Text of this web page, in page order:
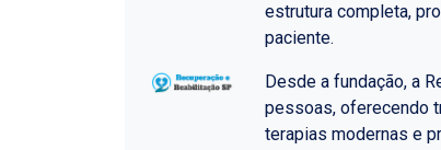
estrutura completa,
paciente.
Desde a fundação, a
pessoas, oferecendo
terapias modernas e